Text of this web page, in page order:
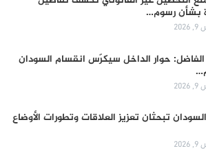
بشأن رسوم…
الفاضل: حوار الداخل سيكرّس انقسام السودان
تبحثان تعزيز العلاقات وتطورات الأوضاع